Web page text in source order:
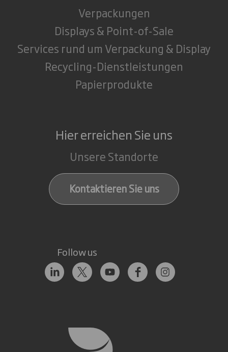
Verpackungen
Displays & Point-of-Sale
Services rund um Verpackung & Display
Recycling-Dienstleistungen
Papierprodukte
Hier erreichen Sie uns
Unsere Standorte
Kontaktieren Sie uns
Follow us